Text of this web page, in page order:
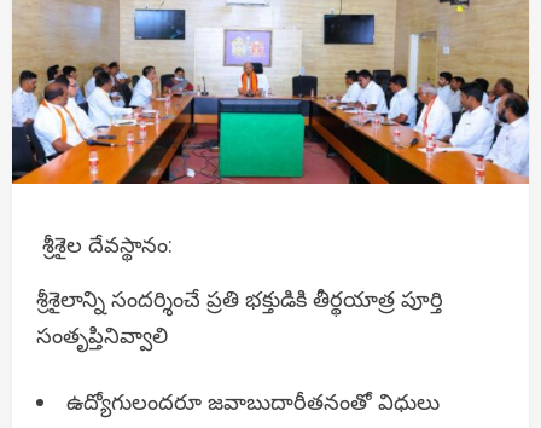
శ్రీశైల దేవస్థానం:
శ్రీశైలాన్ని సందర్శించే ప్రతి భక్తుడికి తీర్థయాత్ర పూర్తి
సంతృప్తినివ్వాలి
ఉద్యోగులందరూ జవాబుదారీతనంతో విధులు